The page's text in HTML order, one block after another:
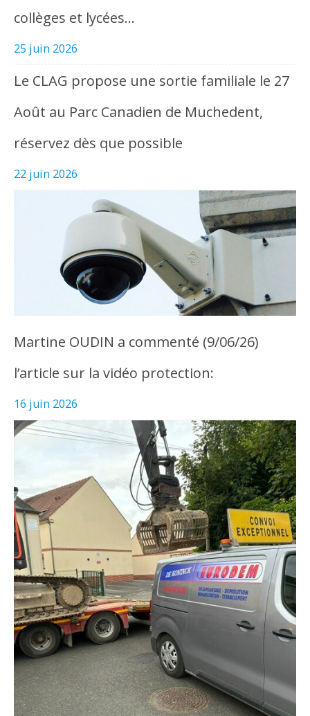
collèges et lycées…
25 juin 2026
Le CLAG propose une sortie familiale le 27
Août au Parc Canadien de Muchedent,
réservez dès que possible
22 juin 2026
Martine OUDIN a commenté (9/06/26)
l’article sur la vidéo protection:
16 juin 2026